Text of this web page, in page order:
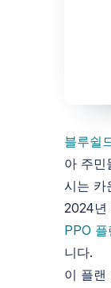
블루쉴
아 주민
시는 카
2024년
PPO 플
니다.
이 플랜